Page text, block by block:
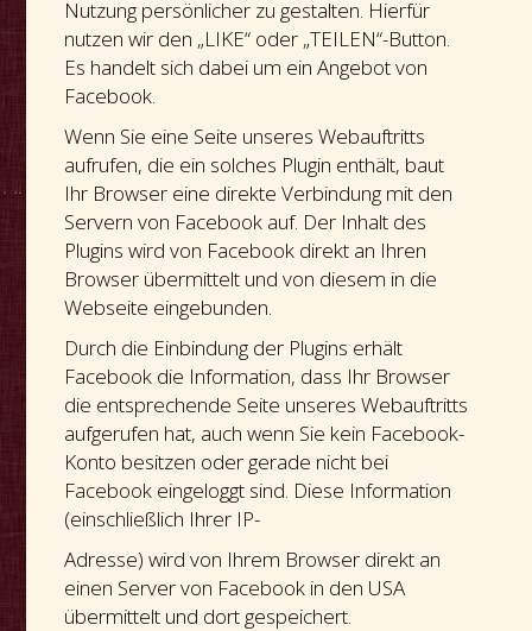
Nutzung persönlicher zu gestalten. Hierfür
nutzen wir den „LIKE“ oder „TEILEN“-Button.
Es handelt sich dabei um ein Angebot von
Facebook.
Wenn Sie eine Seite unseres Webauftritts
aufrufen, die ein solches Plugin enthält, baut
Ihr Browser eine direkte Verbindung mit den
Servern von Facebook auf. Der Inhalt des
Plugins wird von Facebook direkt an Ihren
Browser übermittelt und von diesem in die
Webseite eingebunden.
Durch die Einbindung der Plugins erhält
Facebook die Information, dass Ihr Browser
die entsprechende Seite unseres Webauftritts
aufgerufen hat, auch wenn Sie kein Facebook-
Konto besitzen oder gerade nicht bei
Facebook eingeloggt sind. Diese Information
(einschließlich Ihrer IP-
Adresse) wird von Ihrem Browser direkt an
einen Server von Facebook in den USA
übermittelt und dort gespeichert.